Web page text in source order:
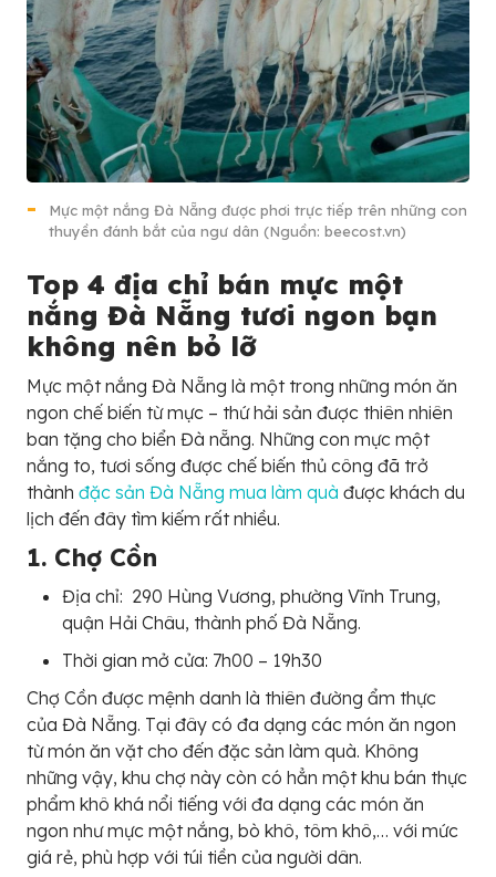
Mực một nắng Đà Nẵng được phơi trực tiếp trên những con
thuyền đánh bắt của ngư dân (Nguồn: beecost.vn)
Top 4 địa chỉ bán mực một
nắng Đà Nẵng tươi ngon bạn
không nên bỏ lỡ
Mực một nắng Đà Nẵng là một trong những món ăn
ngon chế biến từ mực – thứ hải sản được thiên nhiên
ban tặng cho biển Đà nẵng. Những con mực một
nắng to, tươi sống được chế biến thủ công đã trở
thành đặc sản Đà Nẵng mua làm quà được khách du
lịch đến đây tìm kiếm rất nhiều.
1. Chợ Cồn
Địa chỉ: 290 Hùng Vương, phường Vĩnh Trung,
quận Hải Châu, thành phố Đà Nẵng.
Thời gian mở cửa: 7h00 – 19h30
Chợ Cồn được mệnh danh là thiên đường ẩm thực
của Đà Nẵng. Tại đây có đa dạng các món ăn ngon
từ món ăn vặt cho đến đặc sản làm quà. Không
những vậy, khu chợ này còn có hẳn một khu bán thực
phẩm khô khá nổi tiếng với đa dạng các món ăn
ngon như mực một nắng, bò khô, tôm khô,… với mức
giá rẻ, phù hợp với túi tiền của người dân.